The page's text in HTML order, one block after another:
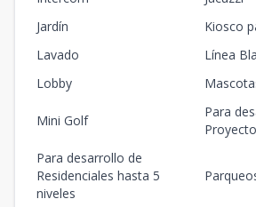
Jardín
Kiosco
Lavado
Línea
Lobby
Mini Golf
Para
Para desarrollo de
Residenciales hasta 5
niveles